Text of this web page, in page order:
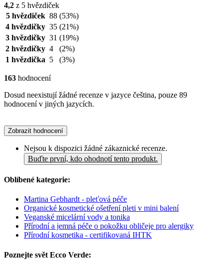
4,2 z 5 hvězdiček
5 hvězdiček 88 (53%)
4 hvězdičky 35 (21%)
3 hvězdičky 31 (19%)
2 hvězdičky 4
(2%)
1 hvězdička 5 (3%)
163 hodnocení
Dosud neexistují žádné recenze v jazyce čeština, pouze 89
hodnocení v jiných jazycích.
Zobrazit hodnocení
Nejsou k dispozici žádné zákaznické recenze.
Buďte první, kdo ohodnotí tento produkt.
Oblíbené kategorie:
Martina Gebhardt - pleťová péče
Organické kosmetické ošetření pleti v mini balení
Veganské micelární vody a tonika
Přírodní a jemná péče o pokožku obličeje pro alergiky
Přírodní kosmetika - certifikovaná IHTK
Poznejte svět Ecco Verde: